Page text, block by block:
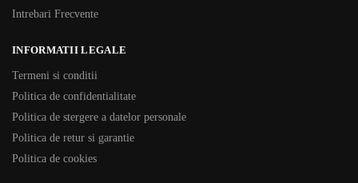
Intrebari Frecvente
INFORMATII LEGALE
Termeni si conditii
Politica de confidentialitate
Politica de stergere a datelor personale
Politica de retur si garantie
Politica de cookies